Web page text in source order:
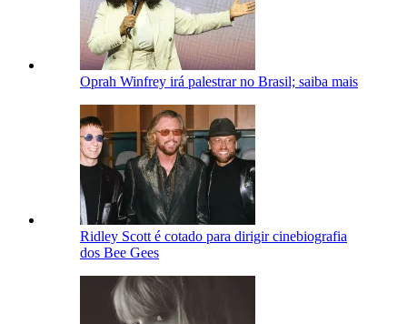
Oprah Winfrey irá palestrar no Brasil; saiba mais
Ridley Scott é cotado para dirigir cinebiografia
dos Bee Gees